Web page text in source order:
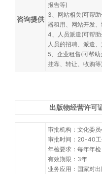
咨询提供
报告等)
3、网站相关(可帮
器租用、网站开发
4、人员派遣(可帮
人员的招聘、派遣
5、企业租售(可帮助
挂靠、转让、收购等)
出版物经营许可
审批机构：文化委
审批时间：20-40工
年检要求：每年年检
有效期限：3年
业务应用：国家对